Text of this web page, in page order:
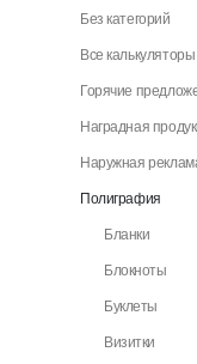
Без категорий
Все калькуляторы
Горячие
Наградная
Наружная
Полиграфия
Бланки
Блокноты
Буклеты
Визитки